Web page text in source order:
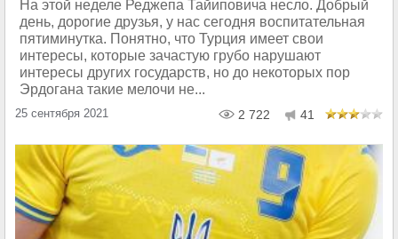
На этой неделе Реджепа Тайиповича несло. Добрый
день, дорогие друзья, у нас сегодня воспитательная
пятиминутка. Понятно, что Турция имеет свои
интересы, которые зачастую грубо нарушают
интересы других государств, но до некоторых пор
Эрдогана такие мелочи не...
25 сентября 2021 2 722 41